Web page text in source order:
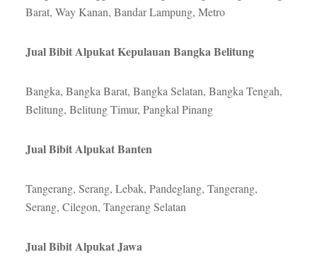
Barat, Way Kanan, Bandar Lampung, Metro
Jual Bibit Alpukat Kepulauan Bangka Belitung
Bangka, Bangka Barat, Bangka Selatan, Bangka Tengah,
Belitung, Belitung Timur, Pangkal Pinang
Jual Bibit Alpukat Banten
Tangerang, Serang, Lebak, Pandeglang, Tangerang,
Serang, Cilegon, Tangerang Selatan
Jual Bibit Alpukat Jawa